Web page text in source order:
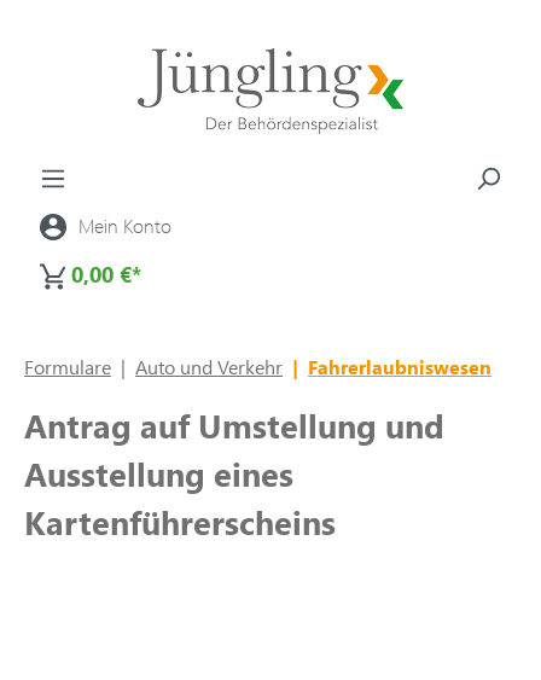
Mein Konto
0,00 €*
Formulare | Auto und Verkehr | Fahrerlaubniswesen
Antrag auf Umstellung und
Ausstellung eines
Kartenführerscheins